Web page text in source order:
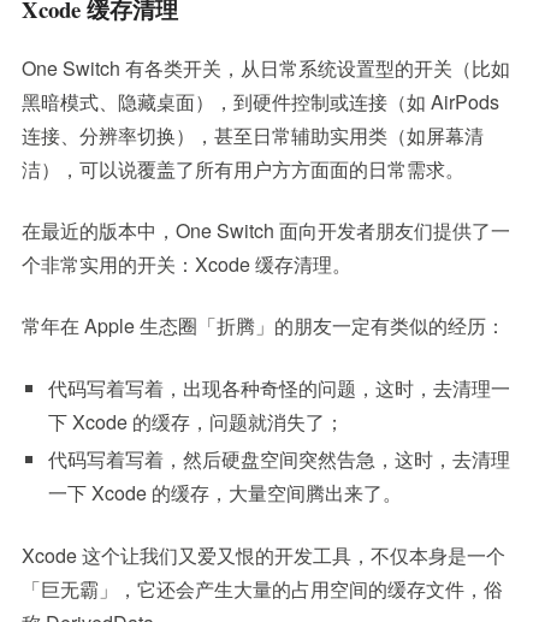
Xcode 缓存清理
One Switch 有各类开关，从日常系统设置型的开关（比如
黑暗模式、隐藏桌面），到硬件控制或连接（如 AirPods
连接、分辨率切换），甚至日常辅助实用类（如屏幕清
洁），可以说覆盖了所有用户方方面面的日常需求。
在最近的版本中，One Switch 面向开发者朋友们提供了一
个非常实用的开关：Xcode 缓存清理。
常年在 Apple 生态圈「折腾」的朋友一定有类似的经历：
代码写着写着，出现各种奇怪的问题，这时，去清理一
下 Xcode 的缓存，问题就消失了；
代码写着写着，然后硬盘空间突然告急，这时，去清理
一下 Xcode 的缓存，大量空间腾出来了。
Xcode 这个让我们又爱又恨的开发工具，不仅本身是一个
「巨无霸」，它还会产生大量的占用空间的缓存文件，俗